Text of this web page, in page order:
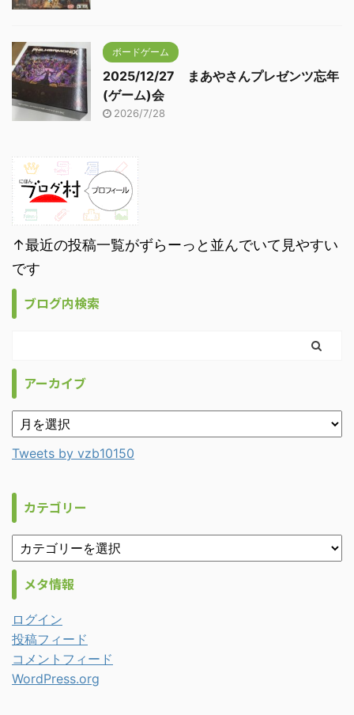
ボードゲーム
2025/12/27 まあやさんプレゼンツ忘年
(ゲーム)会
2026/7/28
↑最近の投稿一覧がずらーっと並んでいて見やすい
です
ブログ内検索
アーカイブ
Tweets by vzb10150
カテゴリー
メタ情報
ログイン
投稿フィード
コメントフィード
WordPress.org